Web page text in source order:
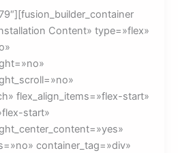
Content» type=»flex»
flex_align_items=»flex-start»
start»
container_tag=»div»